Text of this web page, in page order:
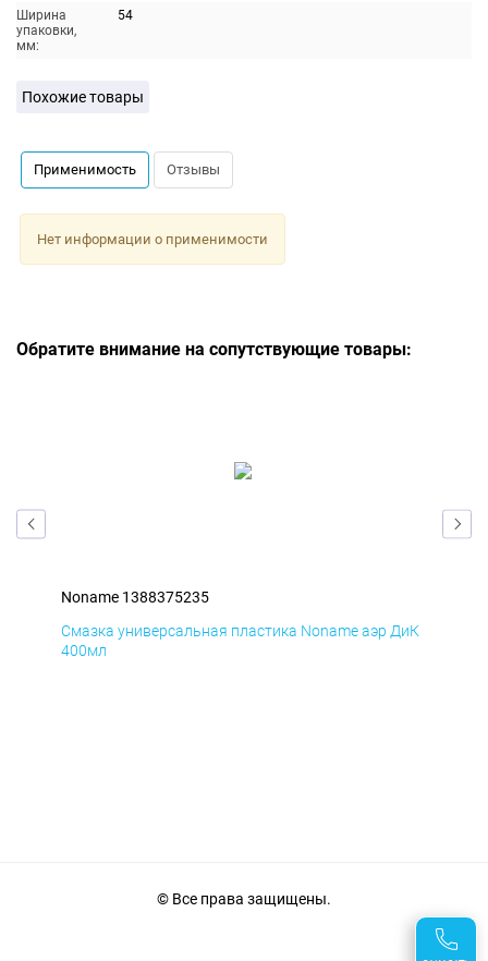
Ширина
упаковки,
мм:
54
Похожие товары
Применимость Отзывы
Нет информации о применимости
Обратите внимание на сопутствующие товары:
Noname 1388375235
Смазка универсальная пластика Noname аэр ДиК
400мл
© Все права защищены.